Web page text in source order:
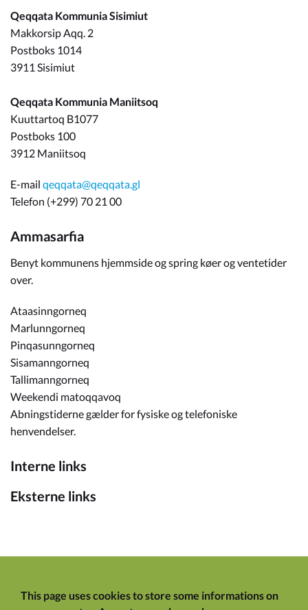
Qeqqata Kommunia Sisimiut
Makkorsip Aqq. 2
Postboks 1014
3911 Sisimiut
Qeqqata Kommunia Maniitsoq
Kuuttartoq B1077
Postboks 100
3912 Maniitsoq
E-mail qeqqata@qeqqata.gl
Telefon (+299) 70 21 00
Ammasarfia
Benyt kommunens hjemmside og spring køer og ventetider
over.
Ataasinngorneq
Marlunngorneq
Pinqasunngorneq
Sisamanngorneq
Tallimanngorneq
Weekendi matoqqavoq
Abningstiderne gælder for fysiske og telefoniske
henvendelser.
Interne links
Eksterne links
This page uses cookies to store some informations on